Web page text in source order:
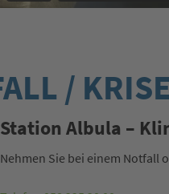
/ KRISE
Station Albula –
Nehmen Sie bei einem Notfall